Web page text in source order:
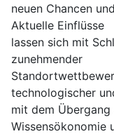
neuen Chancen
Aktuelle Einflüsse
lassen sich mit
zunehmender
technologischer
mit dem Übergang
Wissensökonomie